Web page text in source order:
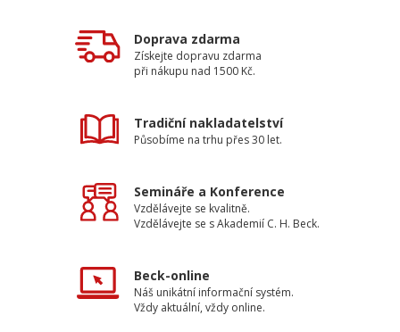
Doprava zdarma
Získejte dopravu zdarma
při nákupu nad 1500 Kč.
Tradiční nakladatelství
Působíme na trhu přes 30 let.
Semináře a Konference
Vzdělávejte se kvalitně.
Vzdělávejte se s Akademií C. H. Beck.
Beck-online
Náš unikátní informační systém.
Vždy aktuální, vždy online.